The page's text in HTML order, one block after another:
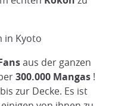
in Kyoto
aus der ganzen
300.000 Mangas !
zur Decke. Es ist